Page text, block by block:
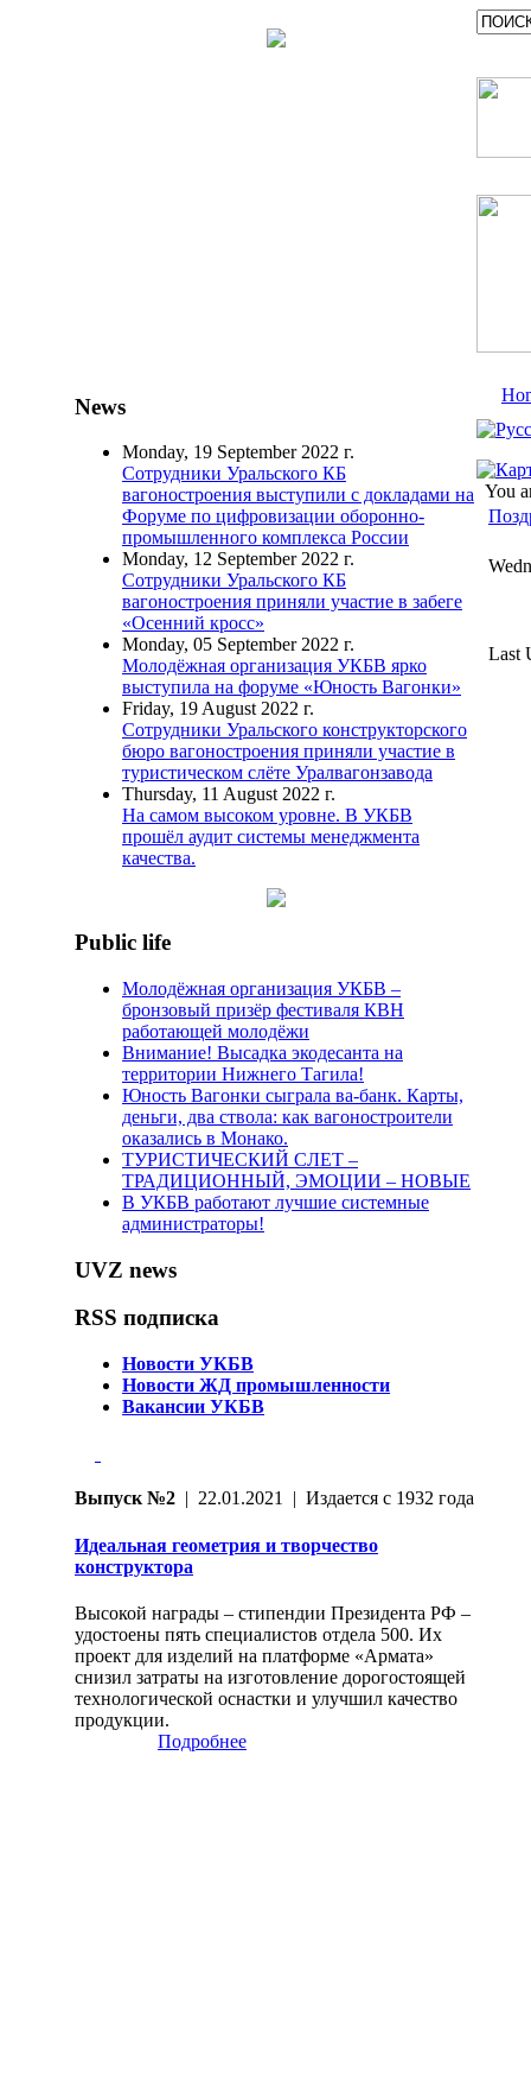
News
Monday, 19 September 2022 г.
Сотрудники Уральского КБ
вагоностроения выступили с докладами на
Форуме по цифровизации оборонно-
промышленного комплекса России
Monday, 12 September 2022 г.
Сотрудники Уральского КБ
вагоностроения приняли участие в забеге
«Осенний кросс»
Monday, 05 September 2022 г.
Молодёжная организация УКБВ ярко
выступила на форуме «Юность Вагонки»
Friday, 19 August 2022 г.
Сотрудники Уральского конструкторского
бюро вагоностроения приняли участие в
туристическом слёте Уралвагонзавода
Thursday, 11 August 2022 г.
На самом высоком уровне. В УКБВ
прошёл аудит системы менеджмента
качества.
Public life
Молодёжная организация УКБВ –
бронзовый призёр фестиваля КВН
работающей молодёжи
Внимание! Высадка экодесанта на
территории Нижнего Тагила!
Юность Вагонки сыграла ва-банк. Карты,
деньги, два ствола: как вагоностроители
оказались в Монако.
ТУРИСТИЧЕСКИЙ СЛЕТ –
ТРАДИЦИОННЫЙ, ЭМОЦИИ – НОВЫЕ
В УКБВ работают лучшие системные
администраторы!
UVZ news
RSS подписка
Новости УКБВ
Новости ЖД промышленности
Вакансии УКБВ
Выпуск №2 | 22.01.2021 | Издается с 1932 года
Идеальная геометрия и творчество
конструктора
Высокой награды – стипендии Президента РФ –
удостоены пять специалистов отдела 500. Их
проект для изделий на платформе «Армата»
снизил затраты на изготовление дорогостоящей
технологической оснастки и улучшил качество
продукции.
Подробнее
You
Last